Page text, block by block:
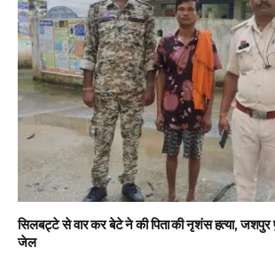
सिलबट्टे से वार कर बेटे ने की पिता की नृशंस हत्या, जशपुर
जेल